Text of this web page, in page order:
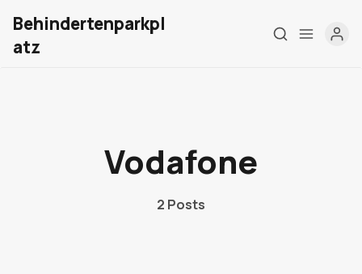
Über mich
Behindertenparkpl
atz
Vodafone
2 Posts